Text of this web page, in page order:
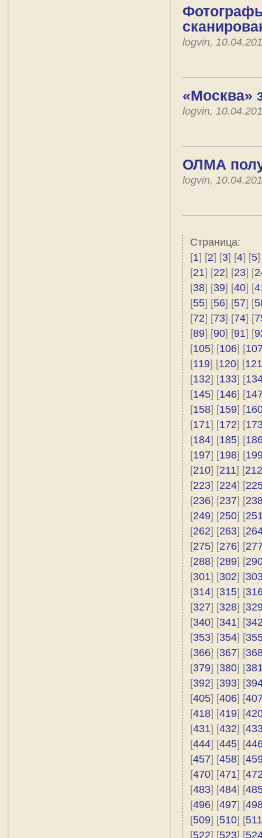
logvin,
«Москва»
logvin,
ОЛМА
logvin,
Страница:
[1] [2] [3] [4] [5]
[21] [22] [23] [
[38] [39] [40] [
[55] [56] [57] [
[72] [73] [74] [
[89] [90] [91] [
[105] [106] [
[119] [120] [121
[132] [133] [
[145] [146] [
[158] [159] [
[171] [172] [
[184] [185] [
[197] [198] [
[210] [211] [212
[223] [224] [
[236] [237] [
[249] [250] [
[262] [263] [
[275] [276] [
[288] [289] [
[301] [302] [
[314] [315] [
[327] [328] [
[340] [341] [
[353] [354] [
[366] [367] [
[379] [380] [
[392] [393] [
[405] [406] [
[418] [419] [
[431] [432] [
[444] [445] [
[457] [458] [
[470] [471] [
[483] [484] [
[496] [497] [
[509] [510] [511
[522] [523] [